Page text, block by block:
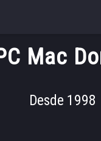
Mac
Desde 1998